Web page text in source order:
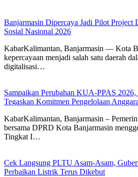
Banjarmasin Dipercaya Jadi Pilot Project
Sosial Nasional 2026
KabarKalimantan, Banjarmasin — Kota
kepercayaan menjadi salah satu daerah
digitalisasi…
Sampaikan Perubahan KUA-PPAS 2026,
Tegaskan Komitmen Pengelolaan
KabarKalimantan, Banjarmasin –
bersama DPRD Kota Banjarmasin
Tingkat I…
Cek Langsung PLTU Asam-Asam,
Perbaikan Listrik Terus Dikebut